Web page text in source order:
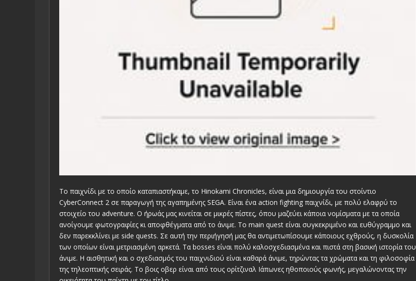
Το παιχνίδι με το οποίο καταπιαστήκαμε, το Hinokami Chronicles, είναι μια δημιουργία του στοίντιο
CyberConnect 2 σε παραγωγή της αγαπημένης SEGA. Είναι ένα action fighting παιχνίδι, με πολύ ελαφρύ το
στοιχείο του adventure. Ο ήρωάς μας κινείται σε μικρές πίστες, όπου μαζεύει κάποια νομίσματα με τα οποία
ανοίγουμε φωτογραφίες κι αποφθέγματα από το άνιμε. Το main quest είναι συγκεκριμένο και ευθύγραμμο και
δεν παρεκκλίνει με side quests. Σε αυτή την περιήγησή μας θα αντιμετωπίσουμε κάποιους εχθρούς, η δυσκολία
των οποίων είναι μετριασμένη αρκετά. Τα bosses είναι πολύ καλοσχεδιασμένα και πιστά στη βασική ιστορία του
άνιμε. Η αισθητική και ο σχεδιασμός του παιχνιδιού είναι καθαρά άνιμε, τηρώντας τα χρώματα και τη φιλοσοφία
της τηλεοπτικής σειράς. Το βοις οβερ είναι από τους ορίτζιναλ Ιάπωνες ηθοποιούς φωνής, μεγαλώνοντας την